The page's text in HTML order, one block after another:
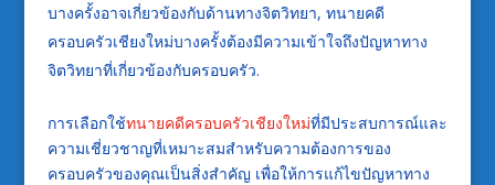
บางครั้งอาจเกี่ยวข้องกับด้านทางจิตวิทยา, ทนายคดี
ครอบครัวเชียงใหม่บางครั้งต้องมีความเข้าใจถึงปัญหาทาง
จิตวิทยาที่เกี่ยวข้องกับครอบครัว.
การเลือกใช้ทนายคดีครอบครัวเชียงใหม่ที่มีประสบการณ์และ
ความเชี่ยวชาญที่เหมาะสมสำหรับความต้องการของ
ครอบครัวของคุณเป็นสิ่งสำคัญ เพื่อให้การแก้ไขปัญหาทาง